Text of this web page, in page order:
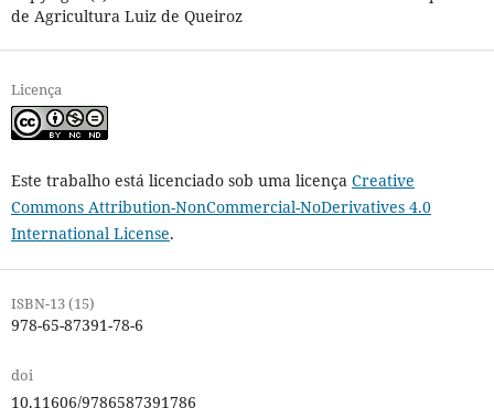
de Agricultura Luiz de Queiroz
Licença
Este trabalho está licenciado sob uma licença Creative
Commons Attribution-NonCommercial-NoDerivatives 4.0
International License.
ISBN-13 (15)
978-65-87391-78-6
doi
10.11606/9786587391786